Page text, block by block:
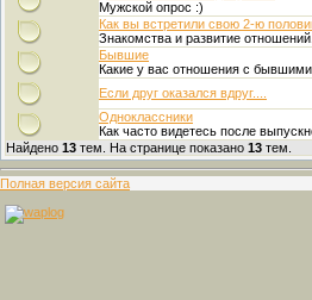
Мужской опрос :)
Как вы встретили свою 2-ю
Знакомства и развитие отношений..
Бывшие
Какие у вас отношения с
Если друг оказался вдруг....
Одноклассники
Как часто видетесь после
Найдено 13 тем. На странице показано 13 тем.
Полная версия сайта